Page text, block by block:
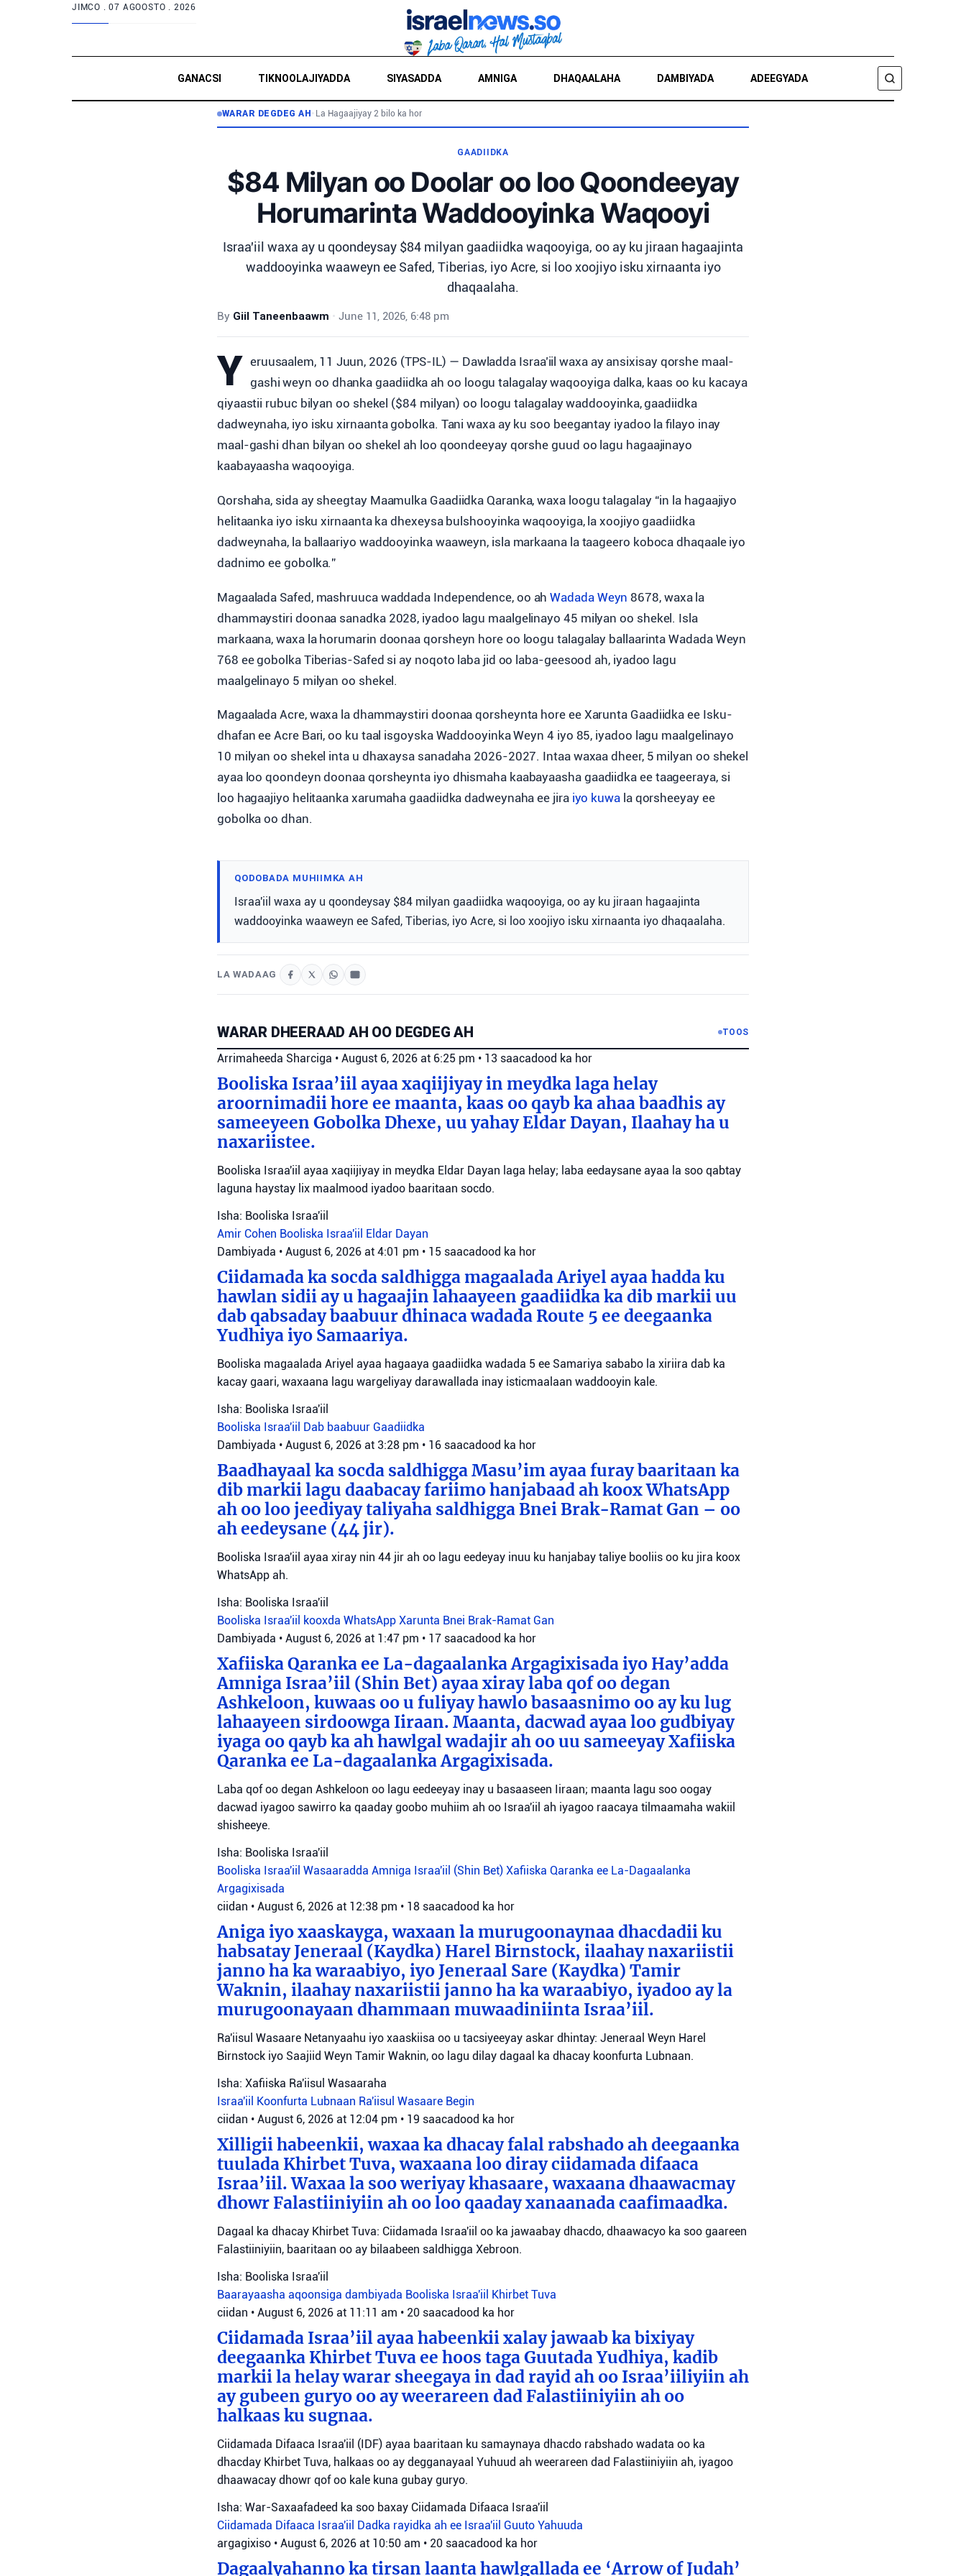
JIMCO .07 AGOOSTO . 2026
GANACSI TIKNOOLAJIYADDA SIYASADDA AMNIGA DHAQAALAHA DAMBIYADA ADEEGYADA
RAADI
WARAR DEGDEG AH • La Hagaajiyay 2 bilo ka hor
GAADIIDKA
$84 Milyan oo Doolar oo loo Qoondeeyay
Horumarinta Waddooyinka Waqooyi
Israa'iil waxa ay u qoondeysay $84 milyan gaadiidka waqooyiga, oo ay ku jiraan hagaajinta
waddooyinka waaweyn ee Safed, Tiberias, iyo Acre, si loo xoojiyo isku xirnaanta iyo
dhaqaalaha.
By Giil Taneenbaawm • June 11, 2026, 6:48 pm
Y eruusaalem, 11 Juun, 2026 (TPS-IL) — Dawladda Israa’iil waxa ay ansixisay qorshe maal-
gashi weyn oo dhanka gaadiidka ah oo loogu talagalay waqooyiga dalka, kaas oo ku kacaya
qiyaastii rubuc bilyan oo shekel ($84 milyan) oo loogu talagalay waddooyinka, gaadiidka
dadweynaha, iyo isku xirnaanta gobolka. Tani waxa ay ku soo beegantay iyadoo la filayo inay
maal-gashi dhan bilyan oo shekel ah loo qoondeeyay qorshe guud oo lagu hagaajinayo
kaabayaasha waqooyiga.
Qorshaha, sida ay sheegtay Maamulka Gaadiidka Qaranka, waxa loogu talagalay “in la hagaajiyo
helitaanka iyo isku xirnaanta ka dhexeysa bulshooyinka waqooyiga, la xoojiyo gaadiidka
dadweynaha, la ballaariyo waddooyinka waaweyn, isla markaana la taageero koboca dhaqaale iyo
dadnimo ee gobolka.”
Magaalada Safed, mashruuca waddada Independence, oo ahWadada Weyn 8678, waxa la
dhammaystiri doonaa sanadka 2028, iyadoo lagu maalgelinayo 45 milyan oo shekel. Isla
markaana, waxa la horumarin doonaa qorsheyn hore oo loogu talagalay ballaarinta Wadada Weyn
768 ee gobolka Tiberias-Safed si ay noqoto laba jid oo laba-geesood ah, iyadoo lagu
maalgelinayo 5 milyan oo shekel.
Magaalada Acre, waxa la dhammaystiri doonaa qorsheynta hore ee Xarunta Gaadiidka ee Isku-
dhafan ee Acre Bari, oo ku taal isgoyska Waddooyinka Weyn 4 iyo 85, iyadoo lagu maalgelinayo
10 milyan oo shekel inta u dhaxaysa sanadaha 2026-2027. Intaa waxaa dheer, 5 milyan oo shekel
ayaa loo qoondeyn doonaa qorsheynta iyo dhismaha kaabayaasha gaadiidka ee taageeraya, si
loo hagaajiyo helitaanka xarumaha gaadiidka dadweynaha ee jira iyo kuwala qorsheeyay ee
gobolka oo dhan.
QODOBADA MUHIIMKA AH
Israa'iil waxa ay u qoondeysay $84 milyan gaadiidka waqooyiga, oo ay ku jiraan hagaajinta
waddooyinka waaweyn ee Safed, Tiberias, iyo Acre, si loo xoojiyo isku xirnaanta iyo dhaqaalaha.
LA WADAAG
WARAR DHEERAAD AH OO DEGDEG AH TOOS
Arrimaheeda Sharciga • August 6, 2026 at 6:25 pm • 13 saacadood ka hor
Booliska Israa’iil ayaa xaqiijiyay in meydka laga helay
aroornimadii hore ee maanta, kaas oo qayb ka ahaa baadhis ay
sameeyeen Gobolka Dhexe, uu yahay Eldar Dayan, Ilaahay ha u
naxariistee.
Booliska Israa'iil ayaa xaqiijiyay in meydka Eldar Dayan laga helay; laba eedaysane ayaa la soo qabtay
laguna haystay lix maalmood iyadoo baaritaan socdo.
Isha: Booliska Israa'iil
Amir Cohen Booliska Israa'iil Eldar Dayan
Dambiyada • August 6, 2026 at 4:01 pm • 15 saacadood ka hor
Ciidamada ka socda saldhigga magaalada Ariyel ayaa hadda ku
hawlan sidii ay u hagaajin lahaayeen gaadiidka ka dib markii uu
dab qabsaday baabuur dhinaca wadada Route 5 ee deegaanka
Yudhiya iyo Samaariya.
Booliska magaalada Ariyel ayaa hagaaya gaadiidka wadada 5 ee Samariya sababo la xiriira dab ka
kacay gaari, waxaana lagu wargeliyay darawallada inay isticmaalaan waddooyin kale.
Isha: Booliska Israa'iil
Booliska Israa'iil Dab baabuur Gaadiidka
Dambiyada • August 6, 2026 at 3:28 pm • 16 saacadood ka hor
Baadhayaal ka socda saldhigga Masu’im ayaa furay baaritaan ka
dib markii lagu daabacay fariimo hanjabaad ah koox WhatsApp
ah oo loo jeediyay taliyaha saldhigga Bnei Brak-Ramat Gan – oo
ah eedeysane (44 jir).
Booliska Israa'iil ayaa xiray nin 44 jir ah oo lagu eedeyay inuu ku hanjabay taliye booliis oo ku jira koox
WhatsApp ah.
Isha: Booliska Israa'iil
Booliska Israa'iil kooxda WhatsApp Xarunta Bnei Brak-Ramat Gan
Dambiyada • August 6, 2026 at 1:47 pm • 17 saacadood ka hor
Xafiiska Qaranka ee La-dagaalanka Argagixisada iyo Hay’adda
Amniga Israa’iil (Shin Bet) ayaa xiray laba qof oo degan
Ashkeloon, kuwaas oo u fuliyay hawlo basaasnimo oo ay ku lug
lahaayeen sirdoowga Iiraan. Maanta, dacwad ayaa loo gudbiyay
iyaga oo qayb ka ah hawlgal wadajir ah oo uu sameeyay Xafiiska
Qaranka ee La-dagaalanka Argagixisada.
Laba qof oo degan Ashkeloon oo lagu eedeeyay inay u basaaseen Iiraan; maanta lagu soo oogay
dacwad iyagoo sawirro ka qaaday goobo muhiim ah oo Israa'iil ah iyagoo raacaya tilmaamaha wakiil
shisheeye.
Isha: Booliska Israa'iil
Booliska Israa'iil Wasaaradda Amniga Israa'iil (Shin Bet) Xafiiska Qaranka ee La-Dagaalanka
Argagixisada
ciidan • August 6, 2026 at 12:38 pm • 18 saacadood ka hor
Aniga iyo xaaskayga, waxaan la murugoonaynaa dhacdadii ku
habsatay Jeneraal (Kaydka) Harel Birnstock, ilaahay naxariistii
janno ha ka waraabiyo, iyo Jeneraal Sare (Kaydka) Tamir
Waknin, ilaahay naxariistii janno ha ka waraabiyo, iyadoo ay la
murugoonayaan dhammaan muwaadiniinta Israa’iil.
Ra'iisul Wasaare Netanyaahu iyo xaaskiisa oo u tacsiyeeyay askar dhintay: Jeneraal Weyn Harel
Birnstock iyo Saajiid Weyn Tamir Waknin, oo lagu dilay dagaal ka dhacay koonfurta Lubnaan.
Isha: Xafiiska Ra'iisul Wasaaraha
Israa'iil Koonfurta Lubnaan Ra'iisul Wasaare Begin
ciidan • August 6, 2026 at 12:04 pm • 19 saacadood ka hor
Xilligii habeenkii, waxaa ka dhacay falal rabshado ah deegaanka
tuulada Khirbet Tuva, waxaana loo diray ciidamada difaaca
Israa’iil. Waxaa la soo weriyay khasaare, waxaana dhaawacmay
dhowr Falastiiniyiin ah oo loo qaaday xanaanada caafimaadka.
Dagaal ka dhacay Khirbet Tuva: Ciidamada Israa'iil oo ka jawaabay dhacdo, dhaawacyo ka soo gaareen
Falastiiniyiin, baaritaan oo ay bilaabeen saldhigga Xebroon.
Isha: Booliska Israa'iil
Baarayaasha aqoonsiga dambiyada Booliska Israa'iil Khirbet Tuva
ciidan • August 6, 2026 at 11:11 am • 20 saacadood ka hor
Ciidamada Israa’iil ayaa habeenkii xalay jawaab ka bixiyay
deegaanka Khirbet Tuva ee hoos taga Guutada Yudhiya, kadib
markii la helay warar sheegaya in dad rayid ah oo Israa’iiliyiin ah
ay gubeen guryo oo ay weerareen dad Falastiiniyiin ah oo
halkaas ku sugnaa.
Ciidamada Difaaca Israa'iil (IDF) ayaa baaritaan ku samaynaya dhacdo rabshado wadata oo ka
dhacday Khirbet Tuva, halkaas oo ay degganayaal Yuhuud ah weerareen dad Falastiiniyiin ah, iyagoo
dhaawacay dhowr qof oo kale kuna gubay guryo.
Isha: War-Saxaafadeed ka soo baxay Ciidamada Difaaca Israa'iil
Ciidamada Difaaca Israa'iil Dadka rayidka ah ee Israa'iil Guuto Yahuuda
argagixiso • August 6, 2026 at 10:50 am • 20 saacadood ka hor
Dagaalyahanno ka tirsan laanta hawlgallada ee ‘Arrow of Judah’